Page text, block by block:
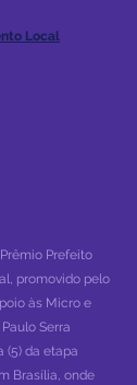
Local
Prefeito
promovido pelo
às Micro e
Serra
(5) da etapa
Brasília, onde